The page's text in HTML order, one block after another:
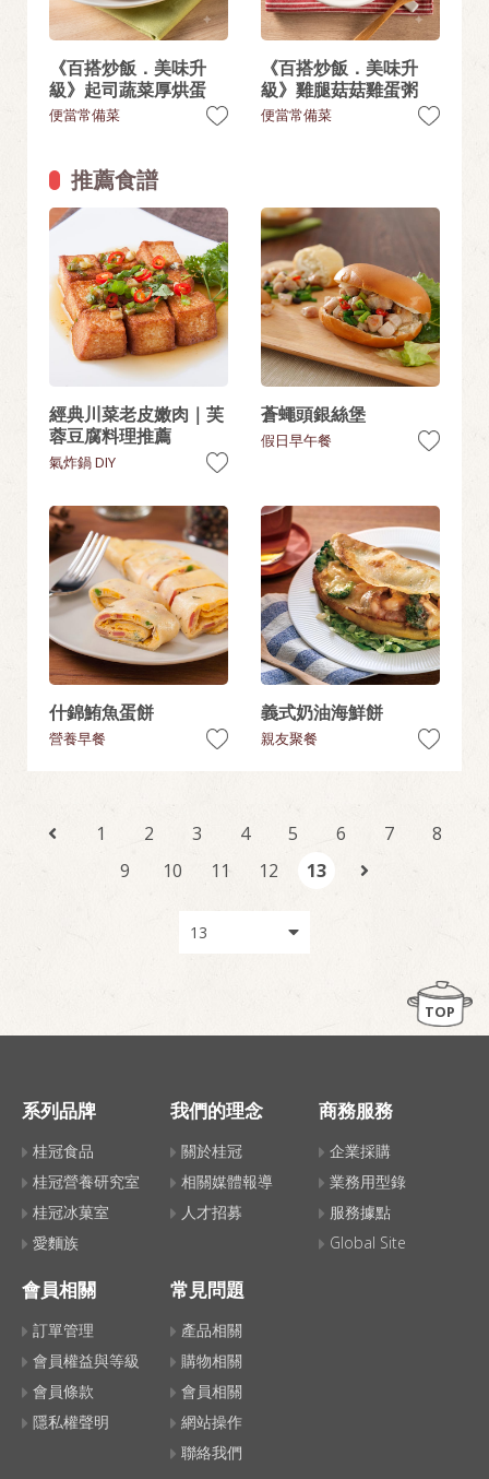
《百搭炒飯．美味升
級》起司蔬菜厚烘蛋
便當常備菜
《百搭炒飯．美味升
級》雞腿菇菇雞蛋粥
便當常備菜
推薦食譜
經典川菜老皮嫩肉｜芙
蓉豆腐料理推薦
氣炸鍋 DIY
蒼蠅頭銀絲堡
假日早午餐
什錦鮪魚蛋餅
營養早餐
義式奶油海鮮餅
親友聚餐
1 2 3 4 5 6 7
8
9
10 11 12 13
TOP
系列品牌
桂冠食品
桂冠營養研究室
桂冠冰菓室
愛麵族
我們的理念
關於桂冠
相關媒體報導
人才招募
商務服務
企業採購
業務用型錄
服務據點
Global Site
會員相關
訂單管理
會員權益與等級
會員條款
隱私權聲明
常見問題
產品相關
購物相關
會員相關
網站操作
聯絡我們